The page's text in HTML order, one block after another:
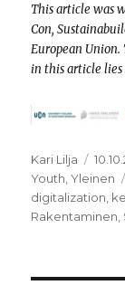
This article was
Con,
European Union.
in this article
Kirjoittaja
Kari Lilja
Youth,Yleinen
digitalization,
Rakentaminen,